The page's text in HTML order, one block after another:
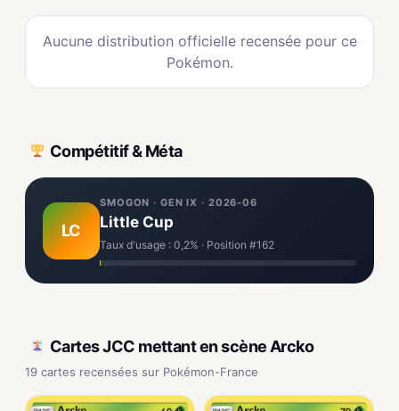
Aucune distribution officielle recensée pour ce
Pokémon.
Compétitif & Méta
LC
SMOGON · GEN IX · 2026-06
Little Cup
Taux d'usage : 0,2% · Position #162
Cartes JCC mettant en scène Arcko
19 cartes recensées sur Pokémon-France